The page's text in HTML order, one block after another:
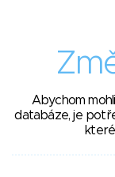
Abychom
databáze, je